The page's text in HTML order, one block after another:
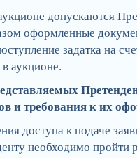
допускаются
оформленные
задатка на
аукционе.
и требования к их
доступа к подаче
необходимо пройти